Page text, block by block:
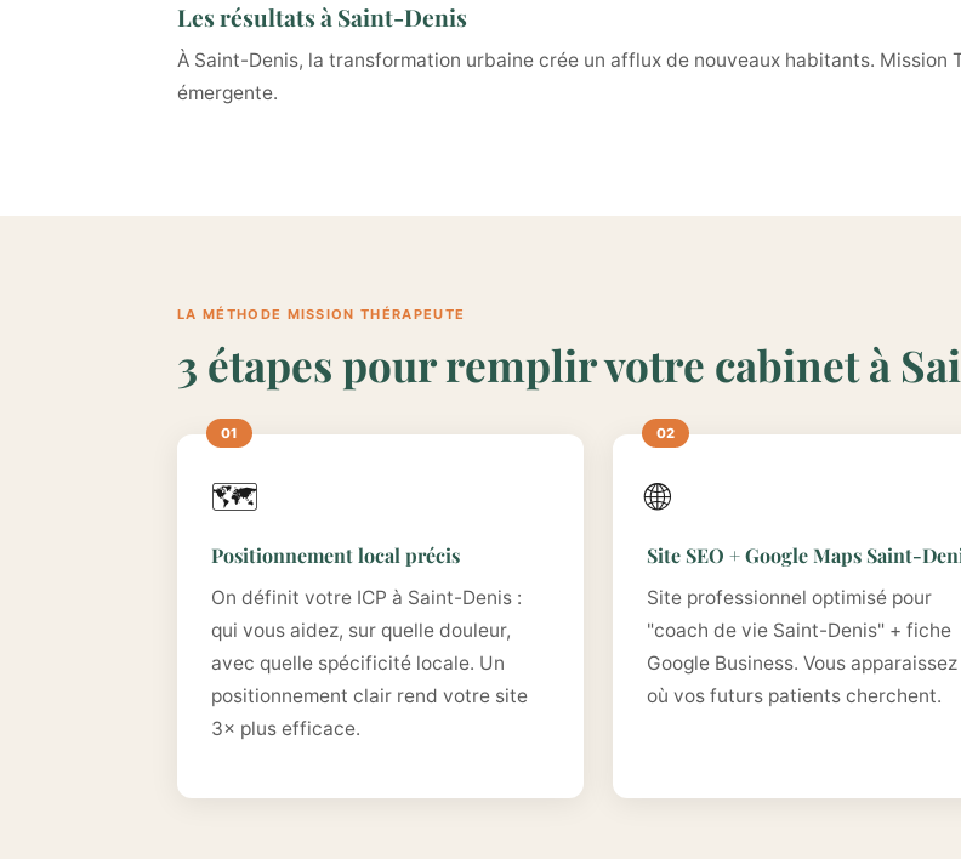
Les résultats à Saint-Denis
À Saint-Denis, la transformation urbaine crée un afflux de nouveaux habitants.
émergente.
LA MÉTHODE MISSION THÉRAPEUTE
3 étapes pour remplir votre cabinet à
🗺️
Positionnement local précis
On définit votre ICP à Saint-Denis :
qui vous aidez, sur quelle douleur,
avec quelle spécificité locale. Un
positionnement clair rend votre site
3× plus efficace.
🌐
Site SEO + Google Maps Saint-
Site professionnel optimisé pour
"coach de vie Saint-Denis" + fiche
Google Business. Vous apparaissez
où vos futurs patients cherchent.